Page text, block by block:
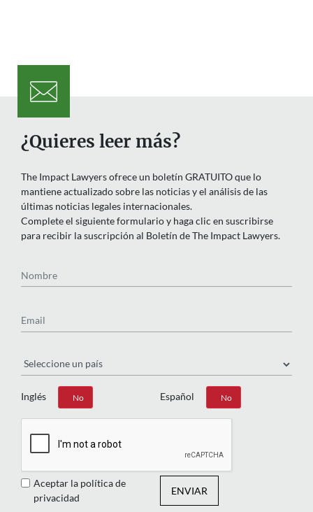
¿Quieres leer más?
The Impact Lawyers ofrece un boletín GRATUITO que lo
mantiene actualizado sobre las noticias y el análisis de las
últimas noticias legales internacionales.
Complete el siguiente formulario y haga clic en suscribirse
para recibir la suscripción al Boletín de The Impact Lawyers.
Inglés
Sí No Español
Sí No
Aceptar la política de
privacidad
ENVIAR